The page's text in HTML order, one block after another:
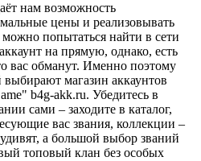
нам возможность
цены и реализовывать
попытаться найти в сети
на прямую, однако, есть
вас обманут. Именно поэтому
магазин аккаунтов
b4g-akk.ru. Убедитесь в
сами – заходите в каталог,
вас звания, коллекции –
а большой выбор званий
топовый клан без особых